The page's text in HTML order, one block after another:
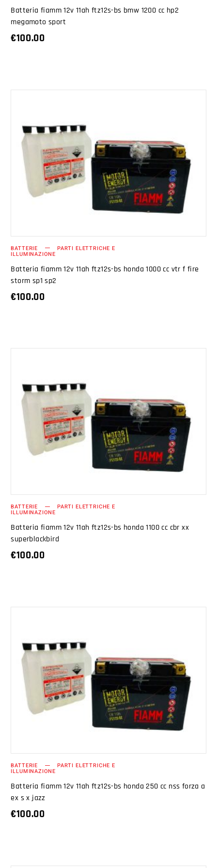
Batteria fiamm 12v 11ah ftz12s-bs bmw 1200 cc hp2
megamoto sport
€100.00
AGGIUNGI AL CARRELLO
BATTERIE PARTI ELETTRICHE E
ILLUMINAZIONE
Batteria fiamm 12v 11ah ftz12s-bs honda 1000 cc vtr f fire
storm sp1 sp2
€100.00
AGGIUNGI AL CARRELLO
BATTERIE PARTI ELETTRICHE E
ILLUMINAZIONE
Batteria fiamm 12v 11ah ftz12s-bs honda 1100 cc cbr xx
superblackbird
€100.00
AGGIUNGI AL CARRELLO
BATTERIE PARTI ELETTRICHE E
ILLUMINAZIONE
Batteria fiamm 12v 11ah ftz12s-bs honda 250 cc nss forza a
ex s x jazz
€100.00